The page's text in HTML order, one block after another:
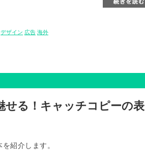
デザイン 広告 海外
せる！キャッチコピーの表
紹介します。